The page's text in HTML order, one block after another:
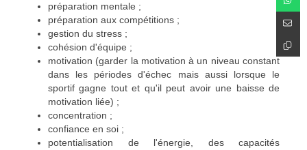
préparation mentale ;
préparation aux compétitions ;
gestion du stress ;
cohésion d'équipe ;
motivation (garder la motivation à un niveau constant
dans les périodes d'échec mais aussi lorsque le
sportif gagne tout et qu'il peut avoir une baisse de
motivation liée) ;
concentration ;
confiance en soi ;
potentialisation de l'énergie, des capacités